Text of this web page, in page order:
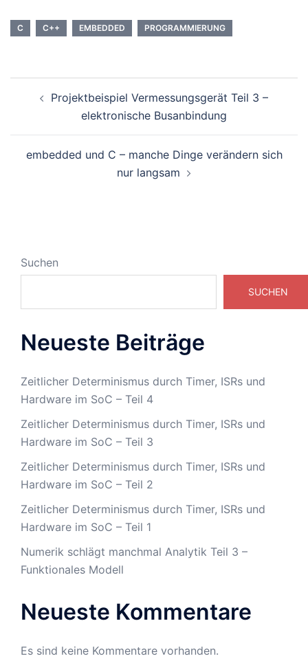
C C++ EMBEDDED PROGRAMMIERUNG
Projektbeispiel Vermessungsgerät Teil 3 –
elektronische Busanbindung
embedded und C – manche Dinge verändern sich
nur langsam
Suchen
SUCHEN
Neueste Beiträge
Zeitlicher Determinismus durch Timer, ISRs und
Hardware im SoC – Teil 4
Zeitlicher Determinismus durch Timer, ISRs und
Hardware im SoC – Teil 3
Zeitlicher Determinismus durch Timer, ISRs und
Hardware im SoC – Teil 2
Zeitlicher Determinismus durch Timer, ISRs und
Hardware im SoC – Teil 1
Numerik schlägt manchmal Analytik Teil 3 –
Funktionales Modell
Neueste Kommentare
Es sind keine Kommentare vorhanden.